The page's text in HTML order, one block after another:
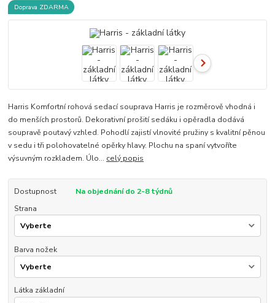
Doprava ZDARMA
Harris Komfortní rohová sedací souprava Harris je rozměrově vhodná i
do menších prostorů. Dekorativní prošití sedáku i opěradla dodává
soupravě poutavý vzhled. Pohodlí zajistí vlnovité pružiny s kvalitní pěnou
v sedu i tři polohovatelné opěrky hlavy. Plochu na spaní vytvoříte
výsuvným rozkladem. Úlo... celý popis
Dostupnost
Na objednání do 2-8 týdnů
Strana
Barva nožek
Látka základní